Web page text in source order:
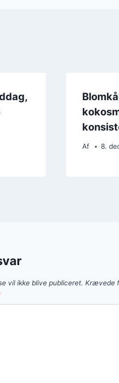
Af 8.
vil ikke blive publiceret. Krævede